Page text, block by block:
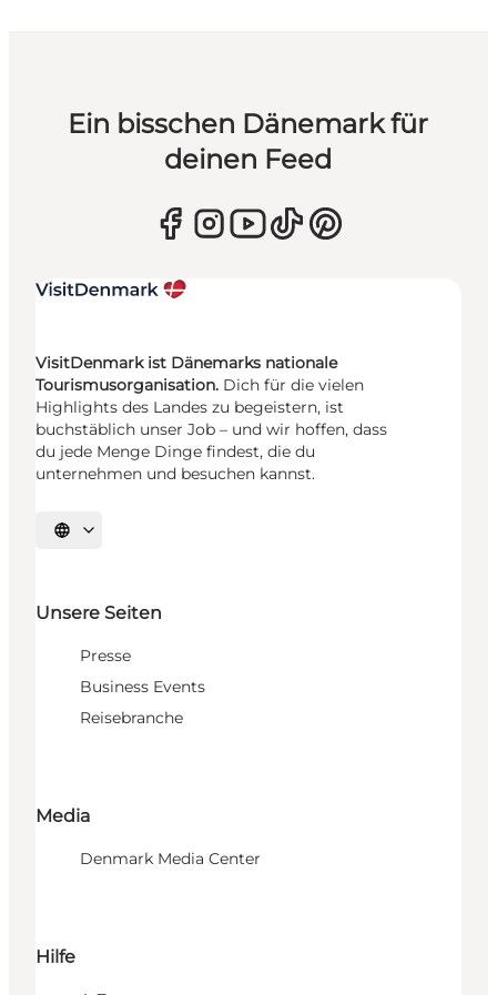
Ein bisschen Dänemark für
deinen Feed
VisitDenmark ist Dänemarks nationale
Tourismusorganisation. Dich für die vielen
Highlights des Landes zu begeistern, ist
buchstäblich unser Job – und wir hoffen, dass
du jede Menge Dinge findest, die du
unternehmen und besuchen kannst.
Sprache auswählen
Unsere Seiten
Presse
Business Events
Reisebranche
Media
Denmark Media Center
Hilfe